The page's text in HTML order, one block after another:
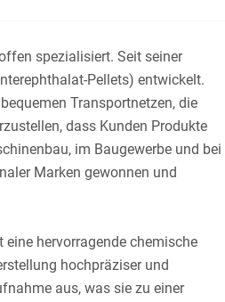
spezialisiert. Seit seiner
Pellets) entwickelt.
Transportnetzen, die
dass Kunden Produkte
im Baugewerbe und bei
Marken gewonnen und
hervorragende chemische
hochpräziser und
aus, was sie zu einer